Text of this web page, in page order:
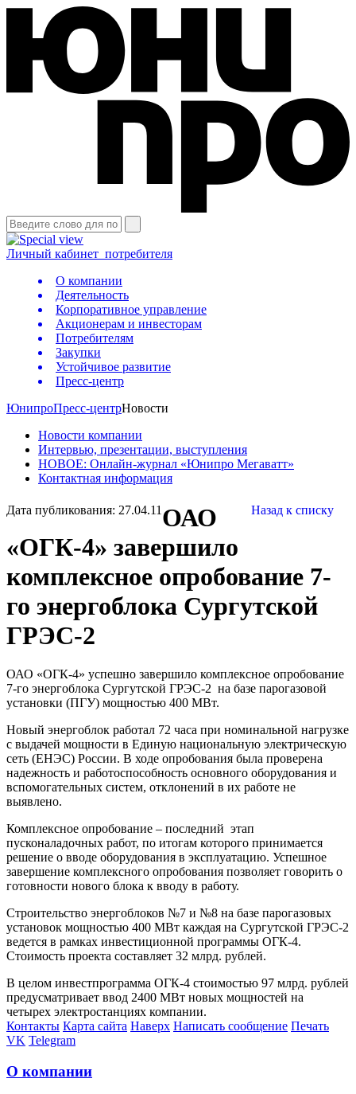
Личный кабинет потребителя
О компании
Деятельность
Корпоративное управление
Акционерам и инвесторам
Потребителям
Закупки
Устойчивое развитие
Пресс-центр
ЮнипроПресс-центрНовости
Новости компании
Интервью, презентации, выступления
НОВОЕ: Онлайн-журнал «Юнипро Мегаватт»
Контактная информация
Дата публикования: 27.04.11 Назад к списку
ОАО
«ОГК-4» завершило
комплексное опробование 7-
го энергоблока Сургутской
ГРЭС-2
ОАО «ОГК-4» успешно завершило комплексное опробование
7-го энергоблока Сургутской ГРЭС-2 на базе парогазовой
установки (ПГУ) мощностью 400 МВт.
Новый энергоблок работал 72 часа при номинальной нагрузке
с выдачей мощности в Единую национальную электрическую
сеть (ЕНЭС) России. В ходе опробования была проверена
надежность и работоспособность основного оборудования и
вспомогательных систем, отклонений в их работе не
выявлено.
Комплексное опробование – последний этап
пусконаладочных работ, по итогам которого принимается
решение о вводе оборудования в эксплуатацию. Успешное
завершение комплексного опробования позволяет говорить о
готовности нового блока к вводу в работу.
Строительство энергоблоков №7 и №8 на базе парогазовых
установок мощностью 400 МВт каждая на Сургутской ГРЭС-2
ведется в рамках инвестиционной программы ОГК-4.
Стоимость проекта составляет 32 млрд. рублей.
В целом инвестпрограмма ОГК-4 стоимостью 97 млрд. рублей
предусматривает ввод 2400 МВт новых мощностей на
четырех электростанциях компании.
Контакты Карта сайта Наверх Написать сообщение Печать
VK Telegram
О компании